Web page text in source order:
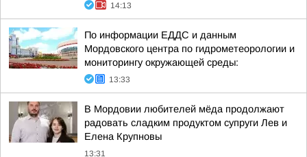
14:13
По информации ЕДДС и данным
Мордовского центра по гидрометеорологии и
мониторингу окружающей среды:
13:33
В Мордовии любителей мёда продолжают
радовать сладким продуктом супруги Лев и
Елена Крупновы
13:31